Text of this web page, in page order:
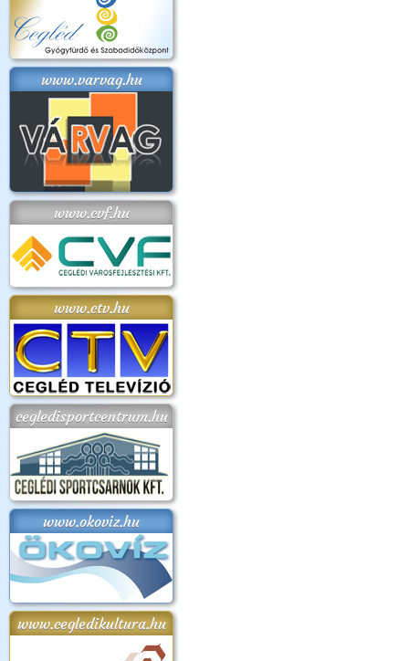
www.varvag.hu
www.cvf.hu
www.ctv.hu
cegledisportcentrum.hu
www.okoviz.hu
www.cegledikultura.hu